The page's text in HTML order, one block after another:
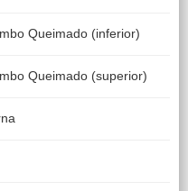
Queimado (inferior)
Queimado (superior)